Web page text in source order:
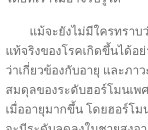
แม้จะยังไม่มีใครทราบ
แท้จริงของโรคเกิดขึ้นได้อย่
ว่าเกี่ยวข้องกับอายุ และภา
สมดุลของระดับฮอร์โมนเพ
เมื่ออายุมากขึ้น โดยฮอร์โม